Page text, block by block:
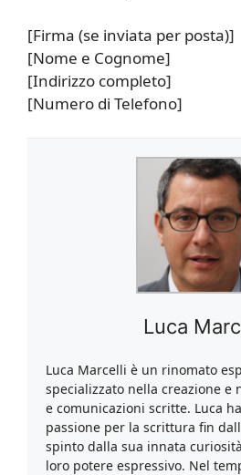
[Firma (se inviata per posta)]
[Nome e Cognome]
[Indirizzo completo]
[Numero di Telefono]
Luca
Luca Marcelli è un rinomato
specializzato nella creazione e
e comunicazioni scritte. Luca
passione per la scrittura fin
spinto dalla sua innata
loro potere espressivo. Nel